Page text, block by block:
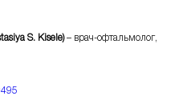
S. Kisele)– врач-офтальмолог,